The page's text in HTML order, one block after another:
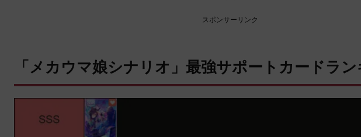
スポンサーリンク
「メカウマ娘シナリオ」最強サポートカードラ